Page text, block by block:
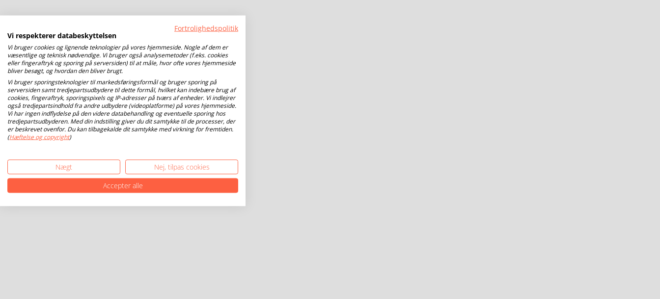
Fortrolighedspolitik
Vi respekterer databeskyttelsen
Vi bruger cookies og lignende teknologier på vores hjemmeside. Nogle af dem er
væsentlige og teknisk nødvendige. Vi bruger også analysemetoder (f.eks. cookies
eller fingeraftryk og sporing på serversiden) til at måle, hvor ofte vores hjemmeside
bliver besøgt, og hvordan den bliver brugt.
Vi bruger sporingsteknologier til markedsføringsformål og bruger sporing på
serversiden samt tredjepartsudbydere til dette formål, hvilket kan indebære brug af
cookies, fingeraftryk, sporingspixels og IP-adresser på tværs af enheder. Vi indlejrer
også tredjepartsindhold fra andre udbydere (videoplatforme) på vores hjemmeside.
Vi har ingen indflydelse på den videre databehandling og eventuelle sporing hos
tredjepartsudbyderen. Med din indstilling giver du dit samtykke til de processer, der
er beskrevet ovenfor. Du kan tilbagekalde dit samtykke med virkning for fremtiden.
(Hæftelse og copyright)
Nægt
Nej, tilpas cookies
Accepter alle